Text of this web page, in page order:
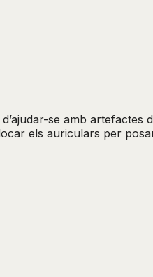
se amb
els auriculars per